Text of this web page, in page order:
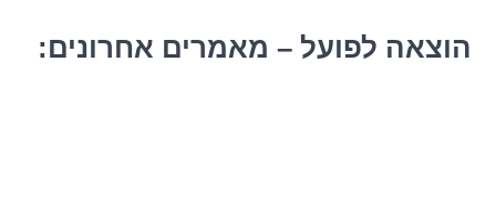
הוצאה לפועל – מאמרים אחרונים: